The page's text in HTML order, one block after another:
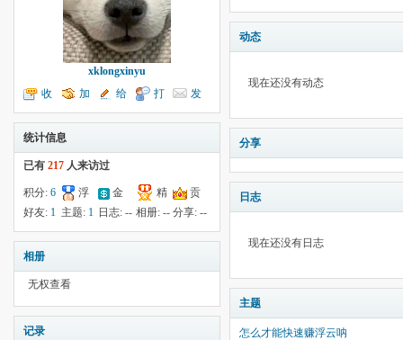
xklongxinyu
收
听TA
加
为好友
给
我留言
打
个招呼
发
送消息
统计信息
已有 217 人来访过
积分: 6
浮
云:
金
钱:5
精
华:--
贡
献:--
好友: 1 主题: 1 日志:-- 相册: -- 分享:--
相册
无权查看
记录
动态
现在还没有动态
分享
日志
现在还没有日志
主题
怎么才能快速赚浮云呐